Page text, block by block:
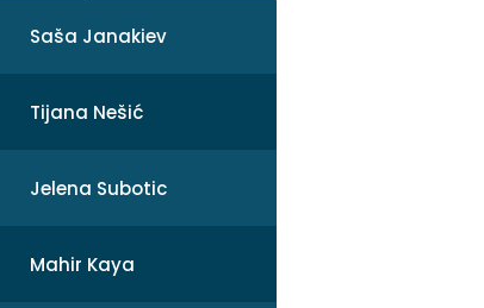
Saša Janakiev
Tijana Nešić
Jelena Subotic
Mahir Kaya